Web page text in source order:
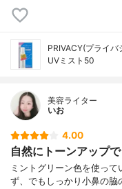
PRIVACY(プライバ
UVミスト50
美容ライター
いお
4.00
自然にトーンアップ
ミントグリーン色を使っ
ず、でもしっかり小鼻の脇